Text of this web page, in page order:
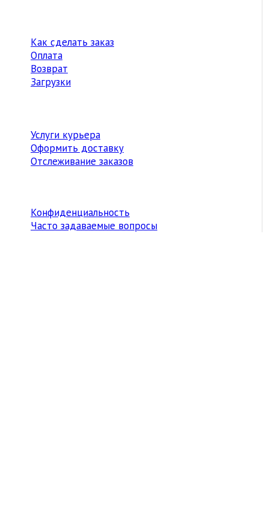
Как сделать заказ
Оплата
Возврат
Загрузки
Услуги курьера
Оформить доставку
Отслеживание заказов
Конфиденциальность
Часто задаваемые вопросы